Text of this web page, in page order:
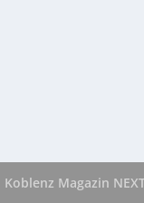
Koblenz Magazin